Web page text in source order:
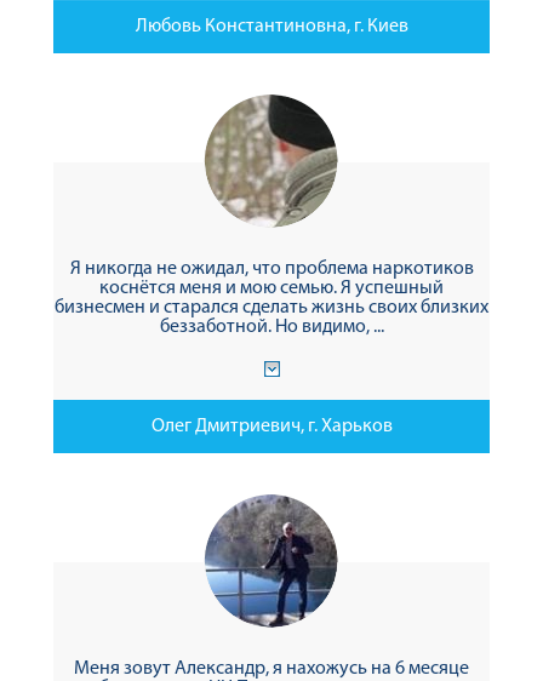
Любовь Константиновна, г. Киев
Я никогда не ожидал, что проблема наркотиков
коснётся меня и мою семью. Я успешный
бизнесмен и старался сделать жизнь своих близких
беззаботной. Но видимо, ...
Олег Дмитриевич, г. Харьков
Меня зовут Александр, я нахожусь на 6 месяце